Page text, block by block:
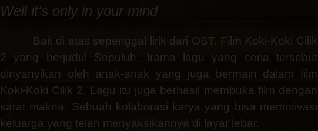
Well it's only in your mind
Bait di atas sepenggal lirik dari OST. Film Koki-Koki Cilik
2 yang berjudul Sepuluh. Irama lagu yang ceria tersebut
dinyanyikan oleh anak-anak yang juga bermain dalam film
Koki-Koki Cilik 2. Lagu itu juga berhasil membuka film dengan
sarat makna. Sebuah kolaborasi karya yang bisa memotivasi
keluarga yang telah menyaksikannya di layar lebar.